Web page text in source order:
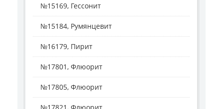
№15169, Гессонит
№15184, Румянцевит
№16179, Пирит
№17801, Флюорит
№17805, Флюорит